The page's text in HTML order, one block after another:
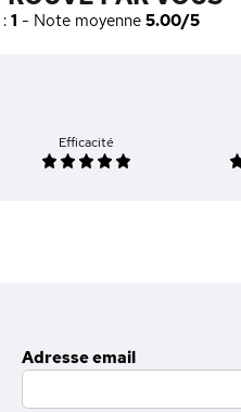
1 - Note moyenne 5.00/5
Efficacité
Adresse email